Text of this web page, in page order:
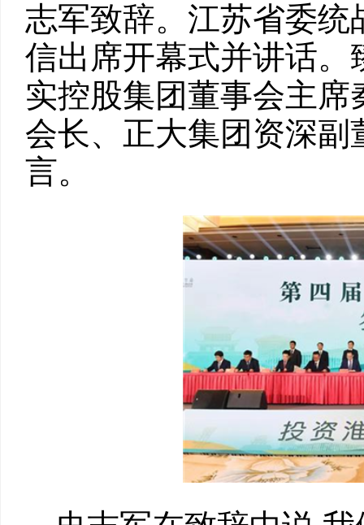
志军致辞。江苏省委
信出席开幕式并讲话
实控股集团董事会主
会长、正大集团资深
言。